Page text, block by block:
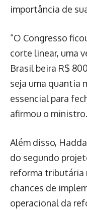
importância de
“O Congresso
corte linear, uma
Brasil beira R$
seja uma quantia
essencial para
afirmou o ministro.
Além disso,
do segundo
reforma tributária
chances de
operacional da